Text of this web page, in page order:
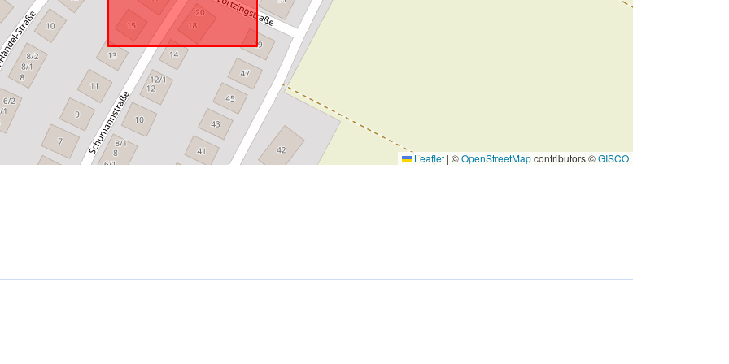
Leaflet | ©OpenStreetMapcontributors ©GISCO